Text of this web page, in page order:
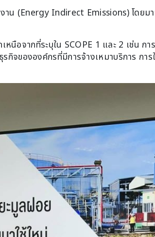
น (Energy Indirect Emissions) โดยม
อจากที่ระบุใน SCOPE 1 และ 2 เช่น ก
กิจขององค์กรที่มีการจ้างเหมาบริการ ก